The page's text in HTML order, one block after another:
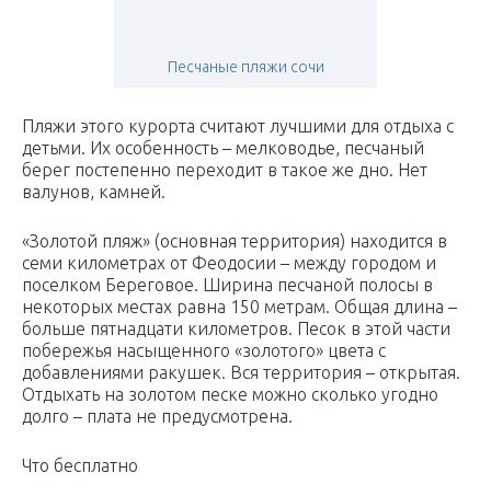
Песчаные пляжи сочи
Пляжи этого курорта считают лучшими для отдыха с
детьми. Их особенность – мелководье, песчаный
берег постепенно переходит в такое же дно. Нет
валунов, камней.
«Золотой пляж» (основная территория) находится в
семи километрах от Феодосии – между городом и
поселком Береговое. Ширина песчаной полосы в
некоторых местах равна 150 метрам. Общая длина –
больше пятнадцати километров. Песок в этой части
побережья насыщенного «золотого» цвета с
добавлениями ракушек. Вся территория – открытая.
Отдыхать на золотом песке можно сколько угодно
долго – плата не предусмотрена.
Что бесплатно